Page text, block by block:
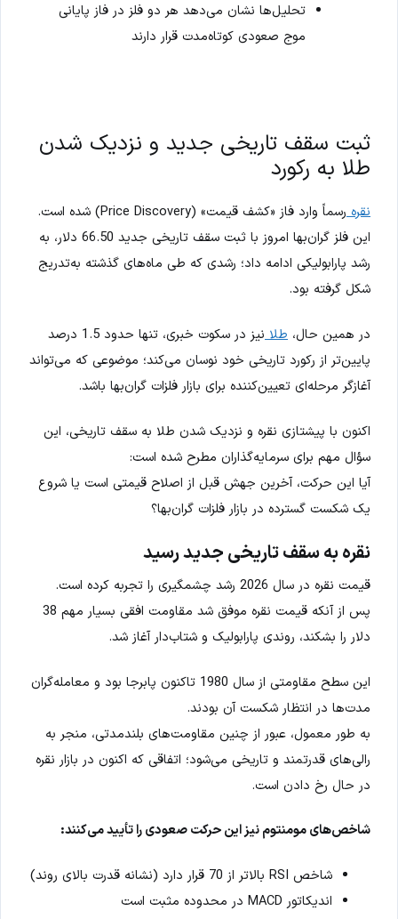
تحلیل‌ها نشان می‌دهد هر دو فلز در فاز پایانی
موج صعودی کوتاه‌مدت قرار دارند
ثبت سقف تاریخی جدید و نزدیک شدن
طلا به رکورد
نقره
رسماً وارد فاز «کشف قیمت» (Price Discovery) شده است.
این فلز گران‌بها امروز با ثبت سقف تاریخی جدید 66.50 دلار، به
رشد پارابولیکی ادامه داد؛ رشدی که طی ماه‌های گذشته به‌تدریج
شکل گرفته بود.
در همین حال، طلا
نیز در سکوت خبری، تنها حدود 1.5 درصد
پایین‌تر از رکورد تاریخی خود نوسان می‌کند؛ موضوعی که می‌تواند
آغازگر مرحله‌ای تعیین‌کننده برای بازار فلزات گران‌بها باشد.
اکنون با پیشتازی نقره و نزدیک شدن طلا به سقف تاریخی، این
سؤال مهم برای سرمایه‌گذاران مطرح شده است:
آیا این حرکت، آخرین جهش قبل از اصلاح قیمتی است یا شروع
یک شکست گسترده در بازار فلزات گران‌بها؟
نقره به سقف تاریخی جدید رسید
قیمت نقره در سال 2026 رشد چشمگیری را تجربه کرده است.
پس از آنکه قیمت نقره موفق شد مقاومت افقی بسیار مهم 38
دلار را بشکند، روندی پارابولیک و شتاب‌دار آغاز شد.
این سطح مقاومتی از سال 1980 تاکنون پابرجا بود و معامله‌گران
مدت‌ها در انتظار شکست آن بودند.
به طور معمول، عبور از چنین مقاومت‌های بلندمدتی، منجر به
رالی‌های قدرتمند و تاریخی می‌شود؛ اتفاقی که اکنون در بازار نقره
در حال رخ دادن است.
شاخص‌های مومنتوم نیز این حرکت صعودی را تأیید می‌کنند:
شاخص RSI بالاتر از 70 قرار دارد (نشانه قدرت بالای روند)
اندیکاتور MACD در محدوده مثبت است